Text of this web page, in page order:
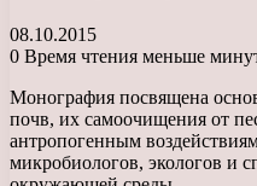
08.10.2015
0 Время чтения меньше
Монография посвящена
почв, их самоочищения от
антропогенным
микробиологов, экологов и